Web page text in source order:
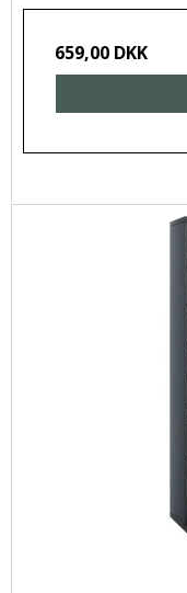
659,00 DKK